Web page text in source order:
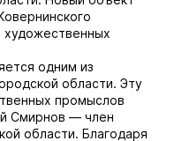
художественных
одним из
области. Эту
промыслов
Смирнов — член
области. Благодаря